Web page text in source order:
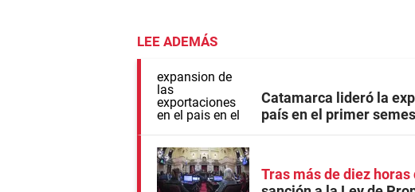
LEE ADEMÁS
Catamarca lideró la
país en el primer
Tras más de diez horas